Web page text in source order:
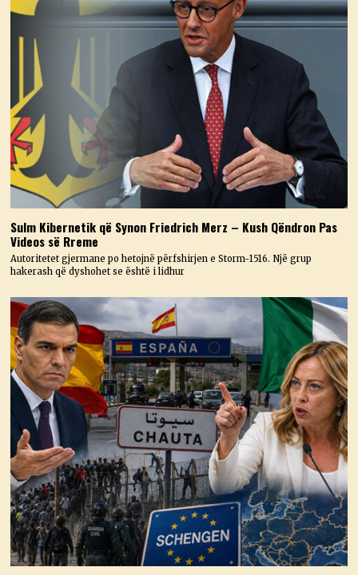
Sulm Kibernetik që Synon Friedrich Merz – Kush Qëndron Pas
Videos së Rreme
Autoritetet gjermane po hetojnë përfshirjen e Storm-1516. Një grup
hakerash që dyshohet se është i lidhur